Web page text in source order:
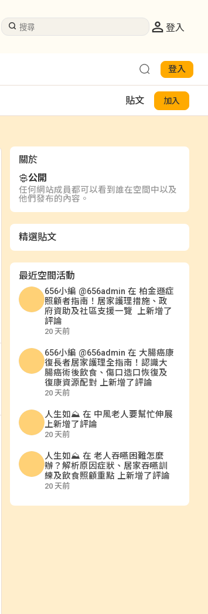
登入
登入
貼文 加入
關於
公開
任何網站成員都可以看到誰在空間中以及
他們發布的內容。
精選貼文
最近空間活動
656小編 @656admin 在 柏金遜症
照顧者指南！居家護理措施、政
府資助及社區支援一覽 上新增了
評論
20 天前
656小編 @656admin 在 大腸癌康
復長者居家護理全指南！認識大
腸癌術後飲食、傷口造口恢復及
復康資源配對上新增了評論
20 天前
人生如⛰️ 在 中風老人要幫忙伸展
上新增了評論
20 天前
人生如⛰️ 在 老人吞嚥困難怎麼
辦？解析原因症狀、居家吞嚥訓
練及飲食照顧重點 上新增了評論
20 天前